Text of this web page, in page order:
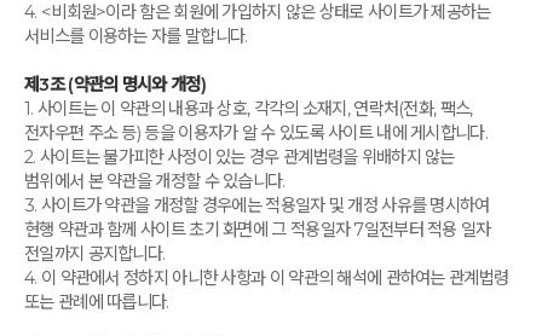
4. <비회원>이라 함은 회원에 가입하지 않은 상태로 사이트가 제공하는
서비스를 이용하는 자를 말합니다.
제3조 (약관의 명시와 개정)
1. 사이트는 이 약관의 내용과 상호, 각각의 소재지, 연락처(전화, 팩스,
전자우편 주소 등) 등을 이용자가 알 수 있도록 사이트 내에 게시합니다.
2. 사이트는 불가피한 사정이 있는 경우 관계법령을 위배하지 않는
범위에서 본 약관을 개정할 수 있습니다.
3. 사이트가 약관을 개정할 경우에는 적용일자 및 개정 사유를 명시하여
현행 약관과 함께 사이트 초기 화면에 그 적용일자 7일전부터 적용 일자
전일까지 공지합니다.
4. 이 약관에서 정하지 아니한 사항과 이 약관의 해석에 관하여는 관계법령
또는 관례에 따릅니다.